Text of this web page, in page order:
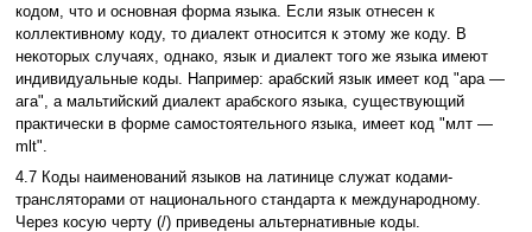
кодом, что и основная форма языка. Если язык отнесен к
коллективному коду, то диалект относится к этому же коду. В
некоторых случаях, однако, язык и диалект того же языка имеют
индивидуальные коды. Например: арабский язык имеет код "ара —
ага", а мальтийский диалект арабского языка, существующий
практически в форме самостоятельного языка, имеет код "млт —
mlt".
4.7 Коды наименований языков на латинице служат кодами-
трансляторами от национального стандарта к международному.
Через косую черту (/) приведены альтернативные коды.